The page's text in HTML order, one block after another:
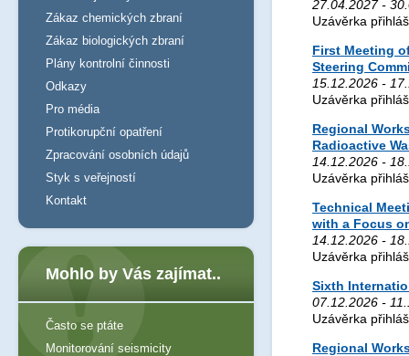
27.04.2027 -
Uzávěrka
First Meeting
Steering
15.12.2026 -
Uzávěrka
Regional
Radioactive
14.12.2026 -
Uzávěrka
Technical
with a Focus
14.12.2026 -
Uzávěrka
Sixth
07.12.2026 -
Uzávěrka
Regional
Zákaz chemických zbraní
Zákaz biologických zbraní
Plány kontrolní činnosti
Odkazy
Pro média
Protikorupční opatření
Zpracování osobních údajů
Styk s veřejností
Kontakt
Mohlo by Vás zajímat..
Často se ptáte
Monitorování seismicity